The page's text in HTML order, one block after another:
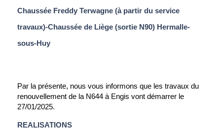
Chaussée Freddy Terwagne (à partir du service
travaux)-Chaussée de Liège (sortie N90) Hermalle-
sous-Huy
Par la présente, nous vous informons que les travaux du
renouvellement de la N644 à Engis vont démarrer le
27/01/2025.
REALISATIONS